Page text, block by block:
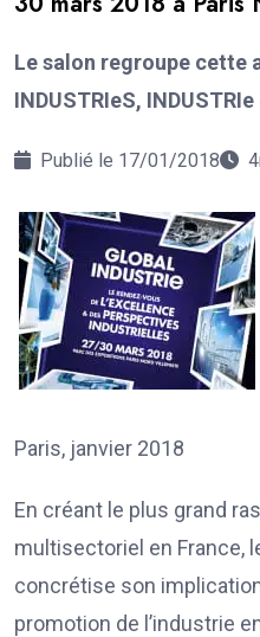
Le salon regroupe cette
INDUSTRIeS,
Publié le 17/01/2018
Paris, janvier 2018
En créant le plus grand
multisectoriel en France,
concrétise son
promotion de l’industrie